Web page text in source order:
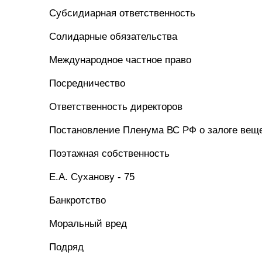
Субсидиарная ответственность
Солидарные обязательства
Международное частное право
Посредничество
Ответственность директоров
Постановление Пленума ВС РФ о залоге
Поэтажная собственность
Е.А. Суханову - 75
Банкротство
Моральный вред
Подряд